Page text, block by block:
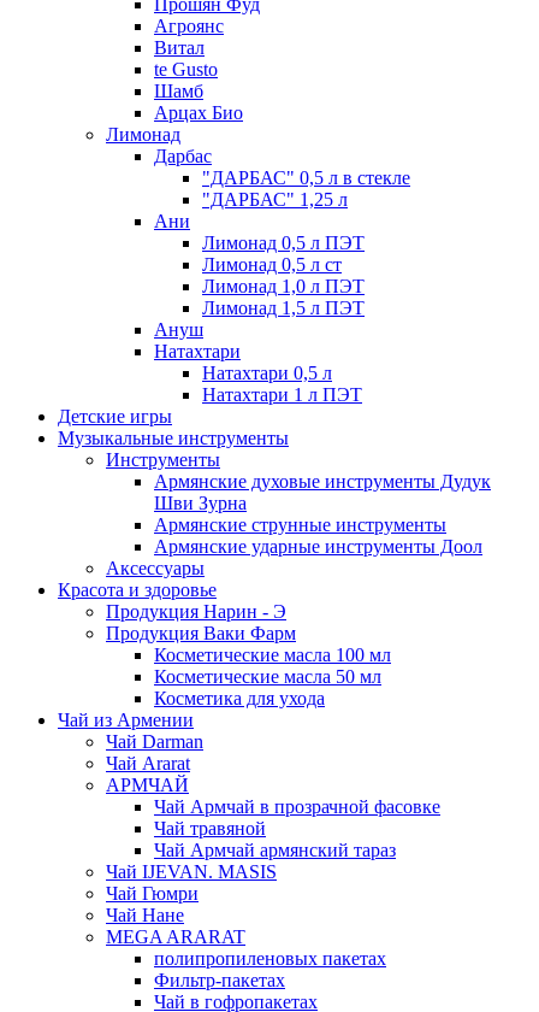
Прошян Фуд
Агроянс
Витал
te Gusto
Шамб
Арцах Био
Лимонад
Дарбас
"ДАРБАС" 0,5 л в стекле
"ДАРБАС" 1,25 л
Ани
Лимонад 0,5 л ПЭТ
Лимонад 0,5 л ст
Лимонад 1,0 л ПЭТ
Лимонад 1,5 л ПЭТ
Ануш
Натахтари
Натахтари 0,5 л
Натахтари 1 л ПЭТ
Детские игры
Музыкальные инструменты
Инструменты
Армянские духовые инструменты Дудук
Шви Зурна
Армянские струнные инструменты
Армянские ударные инструменты Доол
Аксессуары
Красота и здоровье
Продукция Нарин - Э
Продукция Ваки Фарм
Косметические масла 100 мл
Косметические масла 50 мл
Косметика для ухода
Чай из Армении
Чай Darman
Чай Ararat
АРМЧАЙ
Чай Армчай в прозрачной фасовке
Чай травяной
Чай Армчай армянский тараз
Чай IJEVAN. MASIS
Чай Гюмри
Чай Нане
MEGA ARARAT
полипропиленовых пакетах
Фильтр-пакетах
Чай в гофропакетах